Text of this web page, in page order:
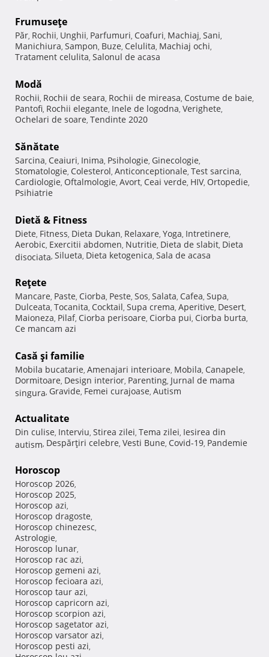
Frumuseţe
Păr, Rochii, Unghii, Parfumuri, Coafuri, Machiaj, Sani,
Manichiura, Sampon, Buze, Celulita, Machiaj ochi,
Tratament celulita, Salonul de acasa
Modă
Rochii, Rochii de seara, Rochii de mireasa, Costume de baie,
Pantofi, Rochii elegante, Inele de logodna, Verighete,
Ochelari de soare, Tendinte 2020
Sănătate
Sarcina, Ceaiuri, Inima, Psihologie, Ginecologie,
Stomatologie, Colesterol, Anticonceptionale, Test sarcina,
Cardiologie, Oftalmologie, Avort, Ceai verde, HIV, Ortopedie,
Psihiatrie
Dietă & Fitness
Diete, Fitness, Dieta Dukan, Relaxare, Yoga, Intretinere,
Aerobic, Exercitii abdomen, Nutritie, Dieta de slabit, Dieta
disociata, Silueta, Dieta ketogenica, Sala de acasa
Reţete
Mancare, Paste, Ciorba, Peste, Sos, Salata, Cafea, Supa,
Dulceata, Tocanita, Cocktail, Supa crema, Aperitive, Desert,
Maioneza, Pilaf, Ciorba perisoare, Ciorba pui, Ciorba burta,
Ce mancam azi
Casă şi familie
Mobila bucatarie, Amenajari interioare, Mobila, Canapele,
Dormitoare, Design interior, Parenting, Jurnal de mama
singura, Gravide, Femei curajoase, Autism
Actualitate
Din culise, Interviu, Stirea zilei, Tema zilei, Iesirea din
autism, Despărţiri celebre, Vesti Bune, Covid-19, Pandemie
Horoscop
Horoscop 2026,
Horoscop 2025,
Horoscop azi,
Horoscop dragoste,
Horoscop chinezesc,
Astrologie,
Horoscop lunar,
Horoscop rac azi,
Horoscop gemeni azi,
Horoscop fecioara azi,
Horoscop taur azi,
Horoscop capricorn azi,
Horoscop scorpion azi,
Horoscop sagetator azi,
Horoscop varsator azi,
Horoscop pesti azi,